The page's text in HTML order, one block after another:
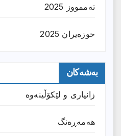
تەممووز 2025
حوزه‌یران 2025
بەشەکان
زانیارى و لێکۆڵینەوە
هەمەڕەنگ